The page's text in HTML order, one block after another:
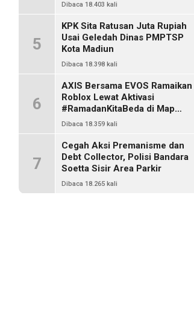
Dibaca 18.403 kali
5
KPK Sita Ratusan Juta Rupiah
Usai Geledah Dinas PMPTSP
Kota Madiun
Dibaca 18.398 kali
6
AXIS Bersama EVOS Ramaikan
Roblox Lewat Aktivasi
#RamadanKitaBeda di Map
Indo Chat
Dibaca 18.359 kali
7
Cegah Aksi Premanisme dan
Debt Collector, Polisi Bandara
Soetta Sisir Area Parkir
Dibaca 18.265 kali